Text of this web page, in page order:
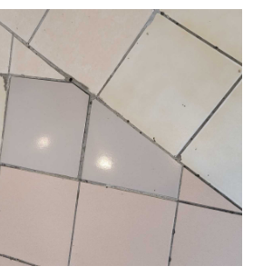
是否需要擔心以及應該如何處理。